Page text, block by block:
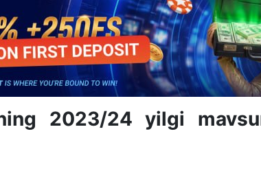
2023/24 yilgi